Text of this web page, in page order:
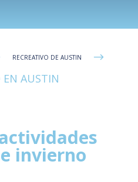
RECREATIVO DE AUSTIN $
EN AUSTIN
invierno